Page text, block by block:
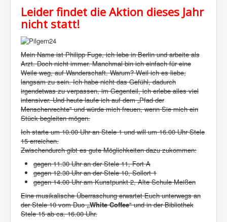
Leider findet die Aktion dieses Jahr
nicht statt!
Mein Name ist Philipp Fuge, ich lebe in Berlin und arbeite als
Arzt. Doch nicht immer. Manchmal bin ich einfach für eine
Weile weg, auf Wanderschaft. Warum? Weil ich es liebe,
langsam zu sein. Ich habe nicht das Gefühl, dadurch
irgendetwas zu verpassen, im Gegenteil, ich erlebe alles viel
intensiver. Und heute laufe ich auf dem „Pfad der
Menschenrechte" und würde mich freuen, wenn Sie mich ein
Stück begleiten mögen.
Ich starte um 10.00 Uhr an Stele 1 und will um 16.00 Uhr Stele
15 erreichen.
Zwischendurch gibt es gute Möglichkeiten dazu zukommen:
gegen 11.30 Uhr an der Stele 11, Fort A
gegen 12.30 Uhr an der Stele 10, Sollort 1
gegen 14.00 Uhr am Kunstpunkt 2, Alte Schule Meißen
Eine musikalische Überraschung erwartet Euch unterwegs an
der Stele 10 vom Duo„White Coffee" und in der Bibliothek
Stele 15 ab ca. 16.00 Uhr.